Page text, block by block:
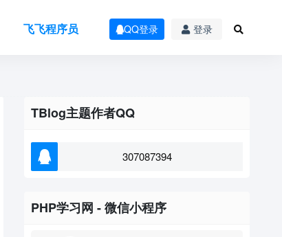
飞飞程序员 QQ登录 登录
TBlog主题作者QQ
307087394
PHP学习网 - 微信小程序